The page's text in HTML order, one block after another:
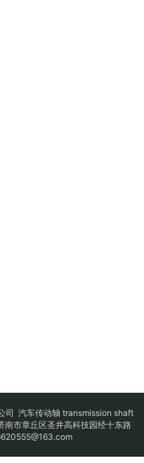
司 汽车传动轴 transmission shaft
南市章丘区圣井高科技园经十东路